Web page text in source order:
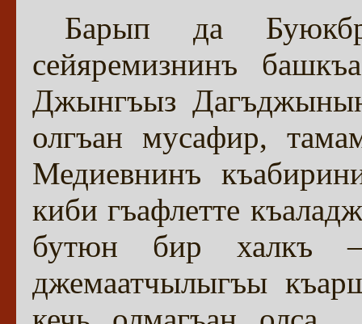
Барып да
сейяремизнинъ
Джынгъыз
олгъан мусафир,
Медиевнинъ
киби гъафлетте
бутюн бир халкъ
джемаатчылыгъы